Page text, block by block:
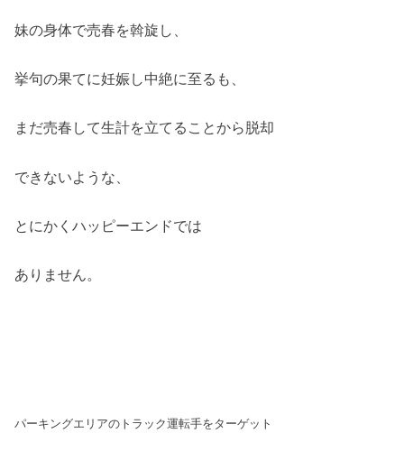
妹の身体で売春を斡旋し、
挙句の果てに妊娠し中絶に至るも、
まだ売春して生計を立てることから脱却
できないような、
とにかくハッピーエンドでは
ありません。
パーキングエリアのトラック運転手をターゲット